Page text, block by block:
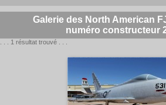
Galerie des North American
numéro constructeur
. . . 1 résultat trouvé . . .